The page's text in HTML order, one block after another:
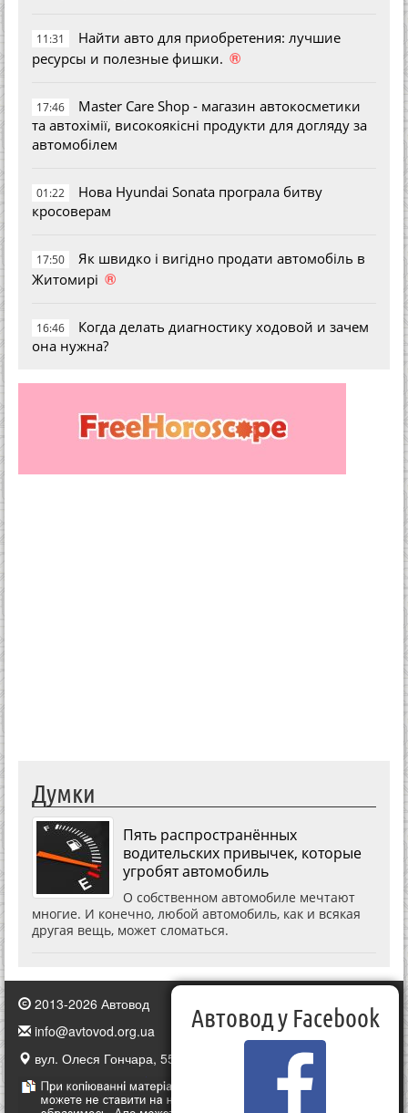
11:31
Найти авто для приобретения: лучшие
ресурсы и полезные фишки. ®
17:46
Master Care Shop - магазин автокосметики
та автохімії, високоякісні продукти для догляду за
автомобілем
01:22
Нова Hyundai Sonata програла битву
кросоверам
17:50
Як швидко і вигідно продати автомобіль в
Житомирі ®
16:46
Когда делать диагностику ходовой и зачем
она нужна?
Думки
Пять распространённых
водительских привычек, которые
угробят автомобиль
О собственном автомобиле мечтают
многие. И конечно, любой автомобиль, как и всякая
другая вещь, может сломаться.
2013-2026 Автовод
info@avtovod.org.ua
вул. Олеся Гончара, 55, Київ, Україна
Автовод у Facebook